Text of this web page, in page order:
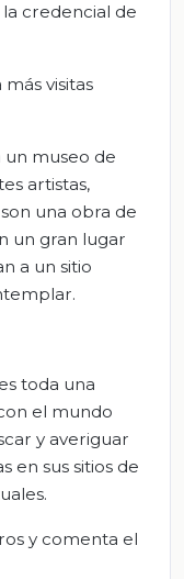
credencial de
visitas
un museo de
artistas,
una obra de
un gran lugar
a un sitio
toda una
el mundo
y averiguar
en sus sitios de
y comenta el